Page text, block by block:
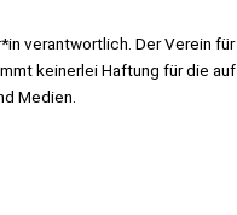
verantwortlich. Der Verein für
keinerlei Haftung für die auf
Medien.